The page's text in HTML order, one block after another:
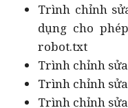
Trình chỉnh
dụng cho
robot.txt
Trình chỉnh
Trình chỉnh
Trình chỉnh